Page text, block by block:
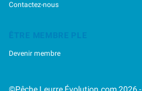
Contactez-nous
ÊTRE MEMBRE PLE
Devenir membre